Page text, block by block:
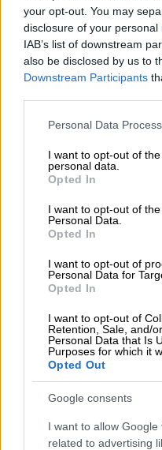
your opt-out. You may
disclosure of your
IAB’s list of downstream
also be disclosed by us to
Downstream Participants
Please note that this
not limited to your visit or
grant or deny consent to
use your data for below
consent section.
Personal Data
I want to opt-out of
personal data.
Opted In
I want to opt-out of
Personal Data.
Opted In
I want to opt-out of
Personal Data for
Opted In
I want to opt-out of
Retention, Sale, and/
Personal Data that Is
Purposes for which it
Opted Out
Google consents
I want to allow
related to advertising
Η απονομή του
Στέφανο Ντούσκο!
Mετά το χρυσό
Γιαννιώτης
στο Παγκόσμιο